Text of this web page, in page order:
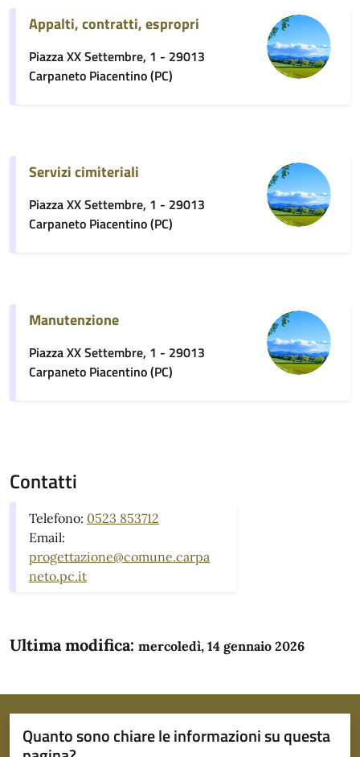
Appalti, contratti, espropri
Piazza XX Settembre, 1 - 29013
Carpaneto Piacentino (PC)
Servizi cimiteriali
Piazza XX Settembre, 1 - 29013
Carpaneto Piacentino (PC)
Manutenzione
Piazza XX Settembre, 1 - 29013
Carpaneto Piacentino (PC)
Contatti
Telefono: 0523 853712
Email:
progettazione@comune.carpa
neto.pc.it
Ultima modifica: mercoledì, 14 gennaio 2026
Quanto sono chiare le informazioni su questa